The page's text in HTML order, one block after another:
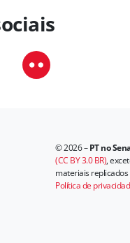
© 2026 –PT no
(CC BY 3.0 BR),
materiais
Política de